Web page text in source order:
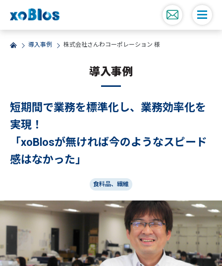
導入事例 株式会社さんわコーポレーション 様
導入事例
短期間で業務を標準化し、業務効率化を
実現！
「xoBlosが無ければ今のようなスピード
感はなかった」
食料品、繊維